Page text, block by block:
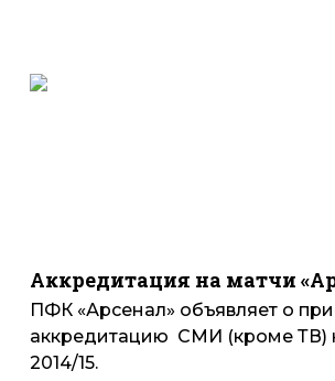
Аккредитация на матчи
ПФК «Арсенал» объявляет о
аккредитацию СМИ (кроме ТВ)
2014/15.